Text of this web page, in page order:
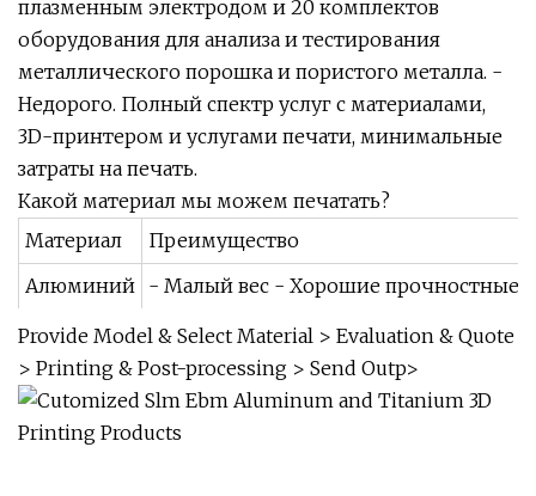
плазменным электродом и 20 комплектов
оборудования для анализа и тестирования
металлического порошка и пористого металла. -
Недорого. Полный спектр услуг с материалами,
3D-принтером и услугами печати, минимальные
затраты на печать.
Какой материал мы можем печатать?
Материал
Преимущество
Алюминий - Малый вес - Хорошие прочностные
Provide Model & Select Material > Evaluation & Quote
> Printing & Post-processing > Send Outp>